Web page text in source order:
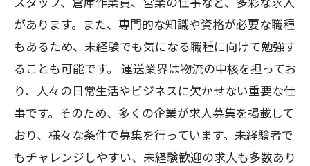
があります。また、専門的な知識や資格が必要な職種
もあるため、未経験でも気になる職種に向けて勉強す
ることも可能です。 運送業界は物流の中核を担ってお
り、人々の日常生活やビジネスに欠かせない重要な仕
事です。そのため、多くの企業が求人募集を掲載して
おり、様々な条件で募集を行っています。未経験者で
もチャレンジしやすい、未経験歓迎の求人も多数あり